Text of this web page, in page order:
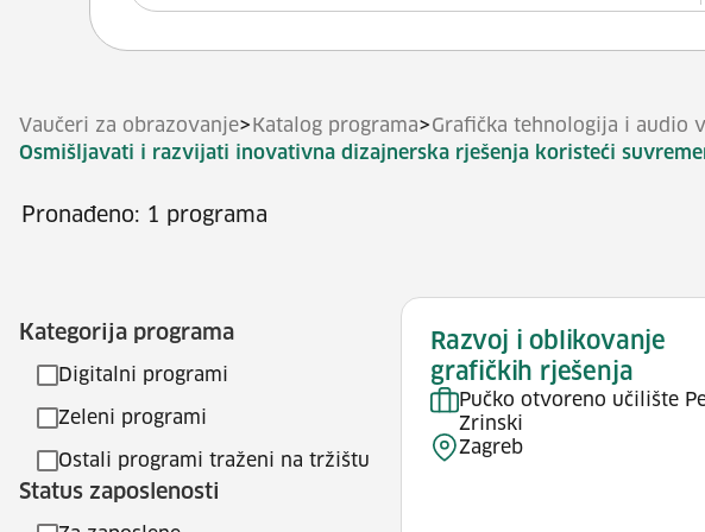
Vaučeri za obrazovanje> Katalog programa>Grafička tehnologija i audio
Osmišljavati i razvijati inovativna dizajnerska rješenja koristeći
Pronađeno: 1 programa
Kategorija programa
Digitalni programi
Zeleni programi
Ostali programi traženi na tržištu
Status zaposlenosti
Razvoj i oblikovanje
grafičkih rješenja
Pučko otvoreno učilište
Zrinski
Zagreb